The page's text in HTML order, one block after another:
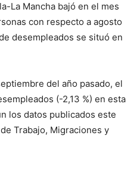
La Mancha bajó en el mes
con respecto a agosto
desempleados se situó en
del año pasado, el
(-2,13 %) en esta
los datos publicados este
Trabajo, Migraciones y